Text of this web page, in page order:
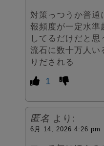
対策っつうか普通
報頻度が一定水準
してるだけだと思
流石に数十万人い
りだされる
1
匿名 より:
6月 14, 2026 4:26 pm